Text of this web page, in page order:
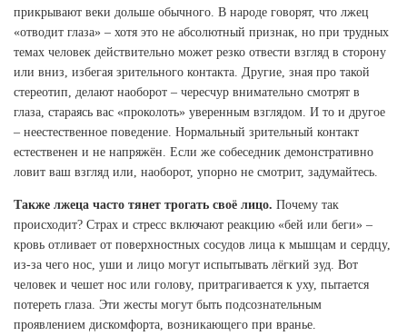
прикрывают веки дольше обычного. В народе говорят, что лжец
«отводит глаза» – хотя это не абсолютный признак, но при трудных
темах человек действительно может резко отвести взгляд в сторону
или вниз, избегая зрительного контакта. Другие, зная про такой
стереотип, делают наоборот – чересчур внимательно смотрят в
глаза, стараясь вас «проколоть» уверенным взглядом. И то и другое
– неестественное поведение. Нормальный зрительный контакт
естественен и не напряжён. Если же собеседник демонстративно
ловит ваш взгляд или, наоборот, упорно не смотрит, задумайтесь.
Также лжеца часто тянет трогать своё лицо. Почему так
происходит? Страх и стресс включают реакцию «бей или беги» –
кровь отливает от поверхностных сосудов лица к мышцам и сердцу,
из-за чего нос, уши и лицо могут испытывать лёгкий зуд. Вот
человек и чешет нос или голову, притрагивается к уху, пытается
потереть глаза. Эти жесты могут быть подсознательным
проявлением дискомфорта, возникающего при вранье.